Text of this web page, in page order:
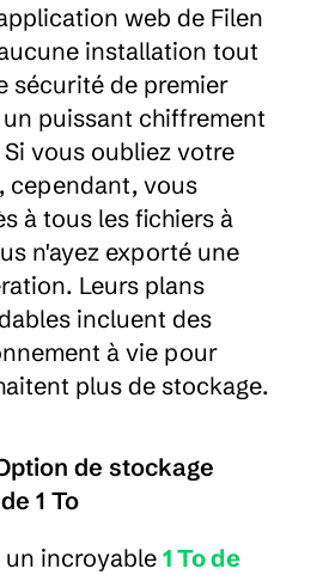
web de Filen
installation tout
sécurité de premier
puissant chiffrement
vous oubliez votre
cependant, vous
à tous les fichiers à
n'ayez exporté une
Leurs plans
incluent des
à vie pour
plus de stockage.
de stockage
1 To
un incroyable 1 To de